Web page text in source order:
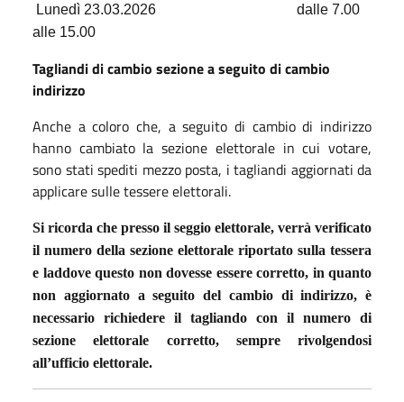
Lunedì 23.03.2026
dalle 7.00
alle 15.00
Tagliandi di cambio sezione a seguito di cambio
indirizzo
Anche a coloro che, a seguito di cambio di indirizzo
hanno cambiato la sezione elettorale in cui votare,
sono stati spediti mezzo posta, i tagliandi aggiornati da
applicare sulle tessere elettorali.
Si ricorda che presso il seggio elettorale, verrà verificato
il numero della sezione elettorale riportato sulla tessera
e laddove questo non dovesse essere corretto, in quanto
non aggiornato a seguito del cambio di indirizzo, è
necessario richiedere il tagliando con il numero di
sezione elettorale corretto, sempre rivolgendosi
all’ufficio elettorale.